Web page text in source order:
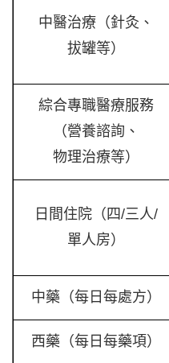
中醫治療（針灸、
拔罐等）
綜合專職醫療服務
（營養諮詢、
物理治療等）
日間住院（四/三人/
單人房）
中藥（每日每處方）
西藥（每日每藥項）